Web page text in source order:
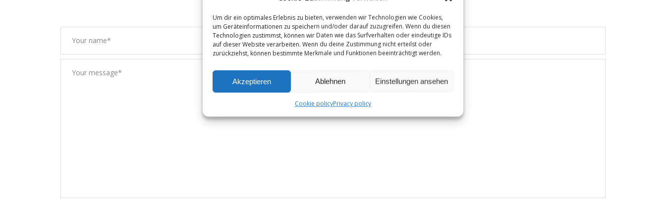
Um dir ein optimales Erlebnis zu bieten, verwenden wir Technologien wie Cookies,
um Geräteinformationen zu speichern und/oder darauf zuzugreifen. Wenn du diesen
Technologien zustimmst, können wir Daten wie das Surfverhalten oder eindeutige IDs
auf dieser Website verarbeiten. Wenn du deine Zustimmung nicht erteilst oder
zurückziehst, können bestimmte Merkmale und Funktionen beeinträchtigt werden.
Akzeptieren Ablehnen Einstellungen ansehen
Cookie policyPrivacy policy